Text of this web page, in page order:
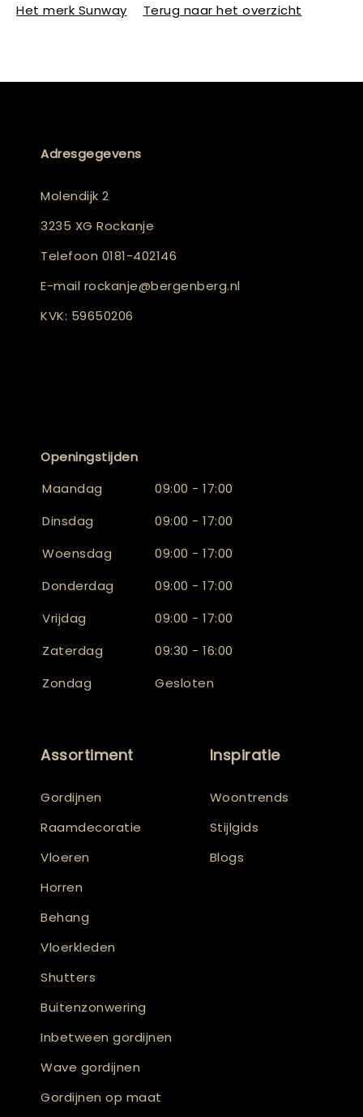
Het merk Sunway Terug naar het overzicht
Adresgegevens
Molendijk 2
3235 XG Rockanje
Telefoon 0181-402146
E-mail rockanje@bergenberg.nl
KVK: 59650206
Openingstijden
Maandag
09:00 - 17:00
Dinsdag
09:00 - 17:00
Woensdag
09:00 - 17:00
Donderdag
09:00 - 17:00
Vrijdag
09:00 - 17:00
Zaterdag
09:30 - 16:00
Zondag
Gesloten
Assortiment
Gordijnen
Raamdecoratie
Vloeren
Horren
Behang
Vloerkleden
Shutters
Buitenzonwering
Inbetween gordijnen
Wave gordijnen
Gordijnen op maat
Inspiratie
Woontrends
Stijlgids
Blogs